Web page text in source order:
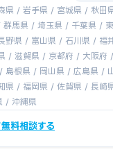
県 / 岩手県 / 宮城県 / 秋田
馬県 / 埼玉県 / 千葉県 /
野県 / 富山県 / 石川県 / 福
/ 滋賀県 / 京都府 / 大阪府
島根県 / 岡山県 / 広島県 /
県 / 福岡県 / 佐賀県 / 長崎
/ 沖縄県
料相談する